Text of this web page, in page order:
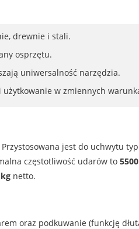
drewnie i stali.
osprzętu.
uniwersalność narzędzia.
w zmiennych
jest do uchwytu
częstotliwość udarów to
netto.
oraz podkuwanie (funkcję